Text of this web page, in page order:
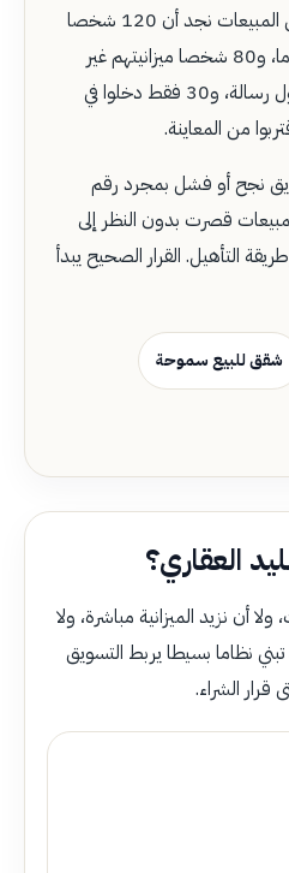
جيدة. لكن عند مراجعة فريق المبيعات نجد أن 120 شخصا
سألوا عن مناطق مختلفة تماما، و80 شخصا ميزانيتهم غير
مناسبة، و60 لم يردوا بعد أول رسالة، و30 فقط دخلوا في
نجح أو فشل بمجرد رقم
قصرت بدون النظر إلى
التأهيل. القرار الصحيح يبدأ
شقق للبيع سموحة
العقاري؟
أن نزيد الميزانية مباشرة، ولا
نظاما بسيطا يربط التسويق
الشراء.